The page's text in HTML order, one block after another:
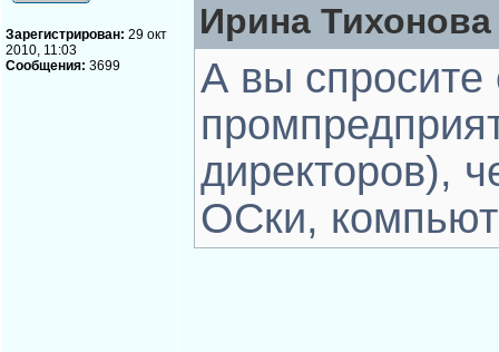
Зарегистрирован: 29 окт
2010, 11:03
Сообщения: 3699
Ирина
А вы спросите
директоров),
ОСки,